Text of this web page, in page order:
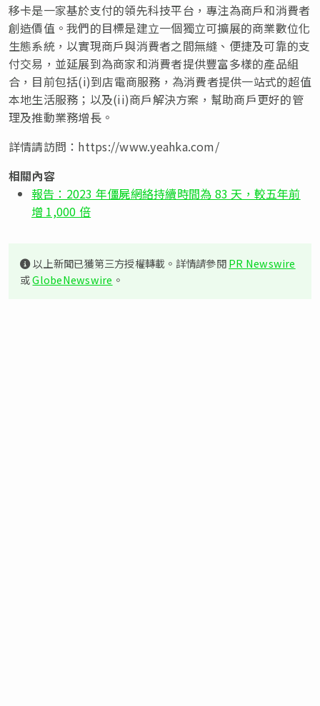
移卡是一家基於支付的領先科技平台，專注為商戶和消費者
創造價值。我們的目標是建立一個獨立可擴展的商業數位化
生態系統，以實現商戶與消費者之間無縫、便捷及可靠的支
付交易，並延展到為商家和消費者提供豐富多樣的產品組
合，目前包括(i)到店電商服務，為消費者提供一站式的超值
本地生活服務；以及(ii)商戶解決方案，幫助商戶更好的管
理及推動業務增長。
詳情請訪問： https://www.yeahka.com/
相關內容
報告：2023 年僵屍網絡持續時間為 83 天，較五年前
增 1,000 倍
以上新聞已獲第三方授權轉載。詳情請參閱PR Newswire
或GlobeNewswire 。